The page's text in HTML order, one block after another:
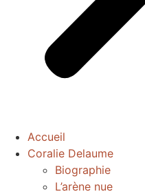
Accueil
Coralie Delaume
Biographie
L’arène nue